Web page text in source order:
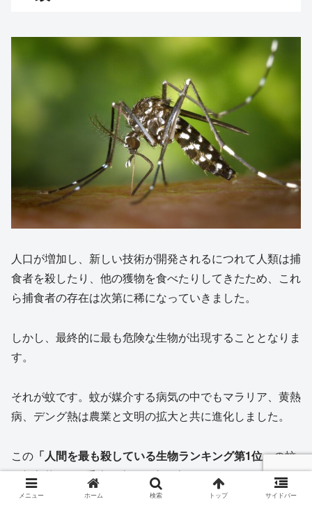
人口が増加し、新しい技術が開発されるにつれて人類は捕
食者を殺したり、他の獲物を食べたりしてきたため、これ
ら捕食者の存在は次第に稀になっていきました。
しかし、最終的に最も危険な生物が出現することとなりま
す。
それが蚊です。蚊が媒介する病気の中でもマラリア、黄熱
病、デング熱は農業と文明の拡大と共に進化しました。
この 「人間を最も殺している生物ランキング第1位」の蚊
は毎年約72万5千人の人々の命を奪っています。
メニュー ホーム 検索 トップ サイドバー